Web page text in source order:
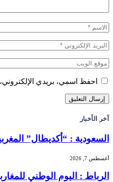
احفظ اسمي، بريدي
آخر الأخبار
السعودية : “أكديطال”
أغسطس 7, 2026
الرباط : اليوم الوطني